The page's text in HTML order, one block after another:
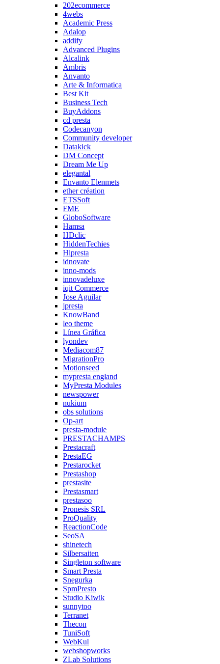
202ecommerce
4webs
Academic Press
Adalop
addify
Advanced Plugins
Alcalink
Ambris
Anvanto
Arte & Informatica
Best Kit
Business Tech
BuyAddons
cd presta
Codecanyon
Community developer
Datakick
DM Concept
Dream Me Up
elegantal
Envanto Elenmets
ether création
ETSSoft
FME
GloboSoftware
Hamsa
HDclic
HiddenTechies
Hipresta
idnovate
inno-mods
innovadeluxe
iqit Commerce
Jose Aguilar
jpresta
KnowBand
leo theme
Línea Gráfica
lyondev
Mediacom87
MigrationPro
Motionseed
mypresta england
MyPresta Modules
newspower
nukium
obs solutions
Op-art
presta-module
PRESTACHAMPS
Prestacraft
PrestaEG
Prestarocket
Prestashop
prestasite
Prestasmart
prestasoo
Pronesis SRL
ProQuality
ReactionCode
SeoSA
shinetech
Silbersaiten
Singleton software
Smart Presta
Snegurka
SpmPresto
Studio Kiwik
sunnytoo
Terranet
Thecon
TuniSoft
WebKul
webshopworks
ZLab Solutions